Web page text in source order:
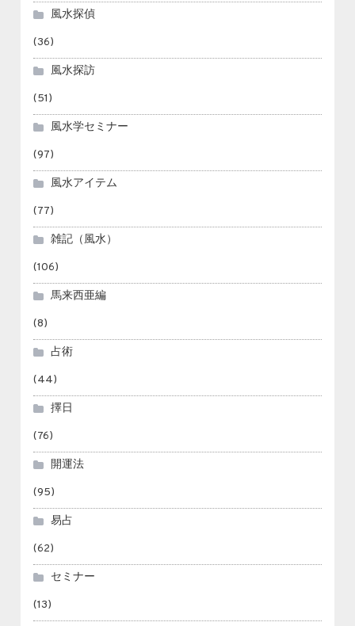
風水探偵
(36)
風水探訪
(51)
風水学セミナー
(97)
風水アイテム
(77)
雑記（風水）
(106)
馬来西亜編
(8)
占術
(44)
擇日
(76)
開運法
(95)
易占
(62)
セミナー
(13)